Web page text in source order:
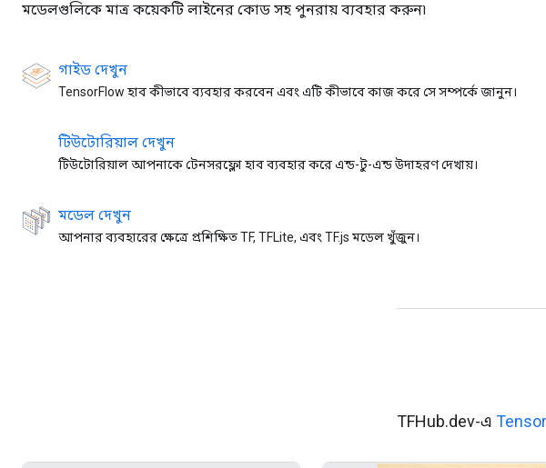
মডেলগুলিকে মাত্র কয়েকটি লাইনের কোড সহ পুনরায় ব্যবহার করুন৷
গাইড দেখুন
TensorFlow হাব কীভাবে ব্যবহার করবেন এবং এটি কীভাবে কাজ করে সে সম্পর্কে জানুন।
টিউটোরিয়াল দেখুন
টিউটোরিয়াল আপনাকে টেনসরফ্লো হাব ব্যবহার করে এন্ড-টু-এন্ড উদাহরণ দেখায়।
মডেল দেখুন
আপনার ব্যবহারের ক্ষেত্রে প্রশিক্ষিত TF, TFLite, এবং TF.js মডেল খুঁজুন।
TFHub.dev-এ